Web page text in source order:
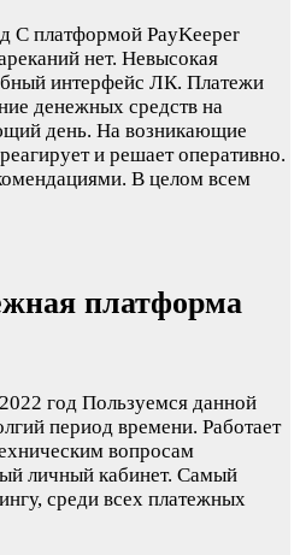
С платформой PayKeeper
нет. Невысокая
интерфейс ЛК. Платежи
денежных средств на
день. На возникающие
и решает оперативно.
В целом всем
платформа
год Пользуемся данной
период времени. Работает
вопросам
личный кабинет. Самый
среди всех платежных